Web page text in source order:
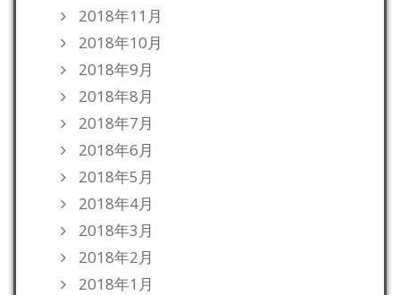
2018年11月
2018年10月
2018年9月
2018年8月
2018年7月
2018年6月
2018年5月
2018年4月
2018年3月
2018年2月
2018年1月